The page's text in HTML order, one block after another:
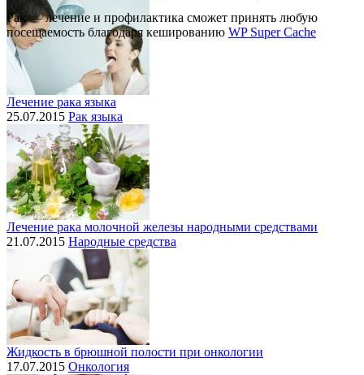
Лечение рака языка
25.07.2015 Рак языка
Лечение рака молочной железы народными средствами
21.07.2015 Народные средства
Жидкость в брюшной полости при онкологии
17.07.2015 Онкология
Рак — лечение и профилактика cможет принять любую
посещаемость благодаря кешированию WP Super Cache